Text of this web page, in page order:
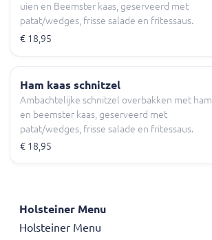
uien en Beemster kaas, geserveerd met
patat/wedges, frisse salade en fritessaus.
€ 18,95
Ham kaas schnitzel
Ambachtelijke schnitzel overbakken met ham
en beemster kaas, geserveerd met
patat/wedges, frisse salade en fritessaus.
€ 18,95
Holsteiner Menu
Holsteiner Menu